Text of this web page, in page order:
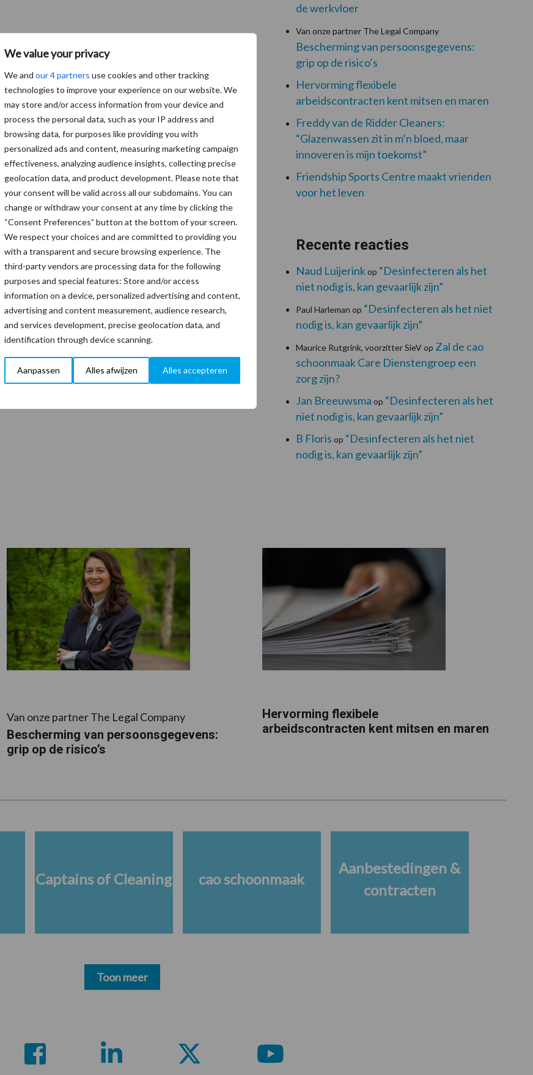
We value your privacy
We and our 4 partners use cookies and other tracking
technologies to improve your experience on our website. We
may store and/or access information from your device and
process the personal data, such as your IP address and
browsing data, for purposes like providing you with
personalized ads and content, measuring marketing campaign
effectiveness, analyzing audience insights, collecting precise
geolocation data, and product development. Please note that
your consent will be valid across all our subdomains. You can
change or withdraw your consent at any time by clicking the
“Consent Preferences” button at the bottom of your screen.
We respect your choices and are committed to providing you
with a transparent and secure browsing experience. The
third-party vendors are processing data for the following
purposes and special features: Store and/or access
information on a device, personalized advertising and content,
advertising and content measurement, audience research,
and services development, precise geolocation data, and
identification through device scanning.
Aanpassen Alles afwijzen Alles accepteren
uit te roepen tot winnaar van de
innovatieve disposable materialen
ook wel co-creatie, zijn beide partijen
met vragen of behoeften uit de markt, wat
klant. Dat is echter niet de enige positieve
van Unger dat deze is uitgeroepen tot bonus
per direct worden opgenomen in het
de werkvloer
Van onze partner The Legal Company
Bescherming van persoonsgegevens:
grip op de risico’s
Hervorming flexibele
arbeidscontracten kent mitsen en maren
Freddy van de Ridder Cleaners:
“Glazenwassen zit in m’n bloed, maar
innoveren is mijn toekomst”
Friendship Sports Centre maakt vrienden
voor het leven
Recente reacties
Naud Luijerinkop “Desinfecteren als het
niet nodig is, kan gevaarlijk zijn”
Paul Harleman op “Desinfecteren als het niet
nodig is, kan gevaarlijk zijn”
Maurice Rutgrink, voorzitter SieVop Zal de cao
schoonmaak Care Dienstengroep een
zorg zijn?
Jan Breeuwsma op “Desinfecteren als het
niet nodig is, kan gevaarlijk zijn”
B Floris op “Desinfecteren als het niet
nodig is, kan gevaarlijk zijn”
Van onze partner The Legal Company
Bescherming van persoonsgegevens:
grip op de risico’s
Hervorming flexibele
arbeidscontracten kent mitsen en maren
Captains of Cleaning cao schoonmaak
Aanbestedingen &
contracten
Toon meer